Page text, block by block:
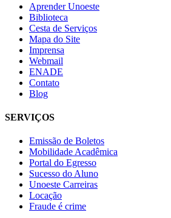
Aprender Unoeste
Biblioteca
Cesta de Serviços
Mapa do Site
Imprensa
Webmail
ENADE
Contato
Blog
SERVIÇOS
Emissão de Boletos
Mobilidade Acadêmica
Portal do Egresso
Sucesso do Aluno
Unoeste Carreiras
Locação
Fraude é crime